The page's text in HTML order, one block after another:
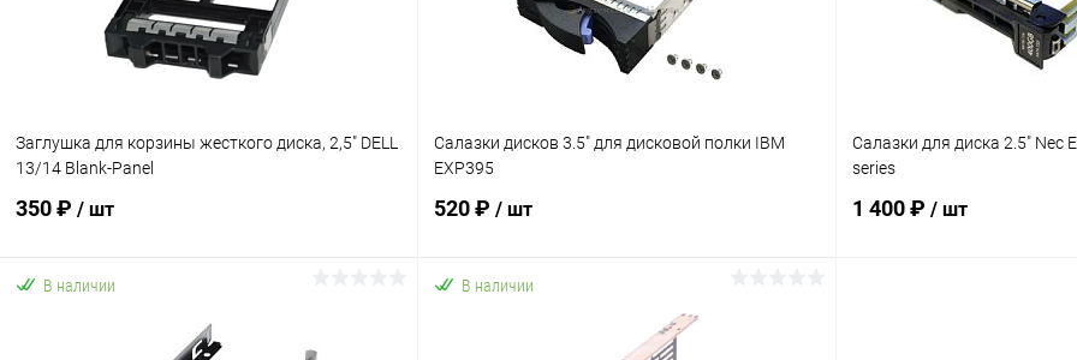
Заглушка для корзины жесткого диска, 2,5" DELL
13/14 Blank-Panel
350 ₽ / шт
Салазки дисков 3.5" для дисковой полки IBM
EXP395
520 ₽ / шт
В корзину
Салазки для диска 2.5" Nec
series
1 400 ₽ / шт
В наличии В наличии